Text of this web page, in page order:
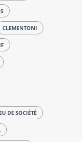
CLEMENTONI
DE SOCIÉTÉ